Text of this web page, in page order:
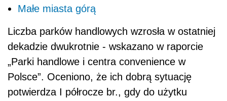
Małe miasta górą
Liczba parków handlowych wzrosła w ostatniej
dekadzie dwukrotnie - wskazano w raporcie
„Parki handlowe i centra convenience w
Polsce”. Oceniono, że ich dobrą sytuację
potwierdza I półrocze br., gdy do użytku